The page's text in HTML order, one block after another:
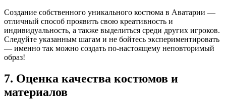
Создание собственного уникального костюма в Аватарии —
отличный способ проявить свою креативность и
индивидуальность, а также выделиться среди других игроков.
Следуйте указанным шагам и не бойтесь экспериментировать
— именно так можно создать по-настоящему неповторимый
образ!
7. Оценка качества костюмов и
материалов